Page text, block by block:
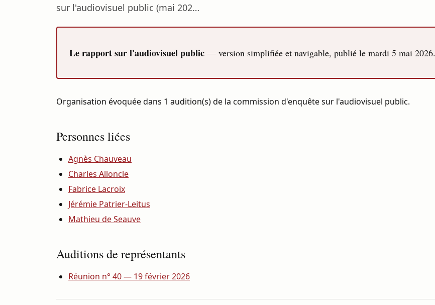
sur l'audiovisuel public (mai 202…
Le rapport sur l'audiovisuel public — version simplifiée et navigable, publié le mardi 5 mai 2026.
Organisation évoquée dans 1 audition(s) de la commission d'enquête sur l'audiovisuel public.
Personnes liées
Agnès Chauveau
Charles Alloncle
Fabrice Lacroix
Jérémie Patrier-Leitus
Mathieu de Seauve
Auditions de représentants
Réunion n° 40 — 19 février 2026